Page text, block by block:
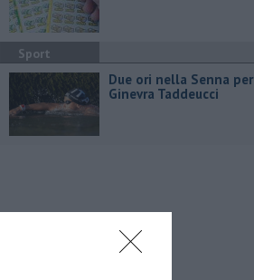
Sport
Due ori nella Senna per
Ginevra Taddeucci